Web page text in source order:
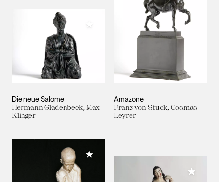
Die neue Salome
Hermann Gladenbeck, Max
Klinger
Meiner Sammlung hinzufügen
Amazone
Franz von Stuck, Cosmas
Leyrer
Meiner Sammlung hinzufügen
Meiner